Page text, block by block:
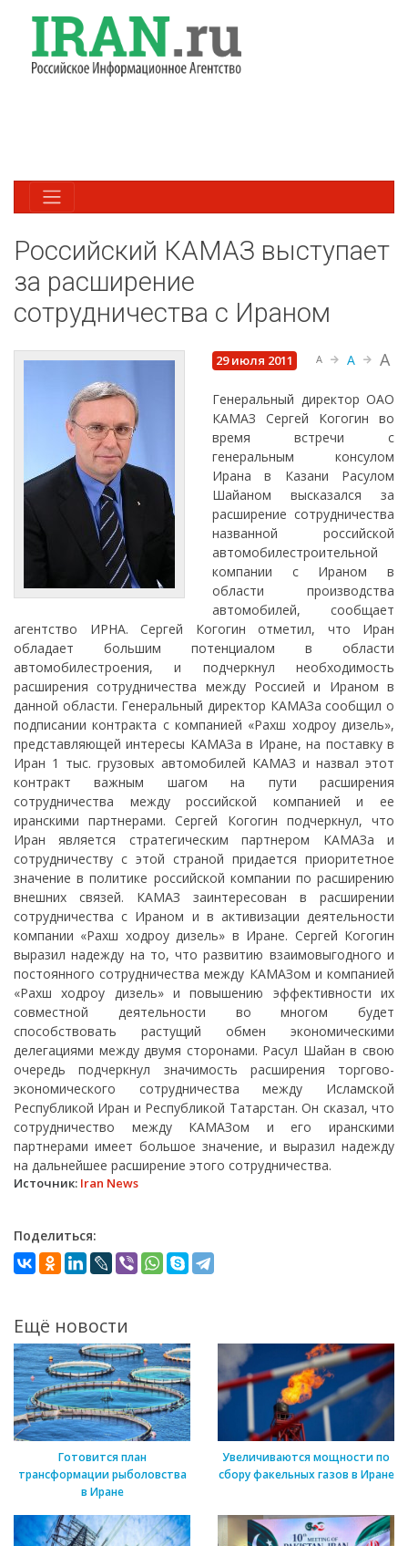
Российский КАМАЗ выступает
за расширение
сотрудничества с Ираном
29 июля 2011 A A A
Генеральный директор ОАО
КАМАЗ Сергей Когогин во
время встречи с
генеральным консулом
Ирана в Казани Расулом
Шайаном высказался за
расширение сотрудничества
названной российской
автомобилестроительной
компании с Ираном в
области производства
автомобилей, сообщает
агентство ИРНА. Сергей Когогин отметил, что Иран
обладает большим потенциалом в области
автомобилестроения, и подчеркнул необходимость
расширения сотрудничества между Россией и Ираном в
данной области. Генеральный директор КАМАЗа сообщил о
подписании контракта с компанией «Рахш ходроу дизель»,
представляющей интересы КАМАЗа в Иране, на поставку в
Иран 1 тыс. грузовых автомобилей КАМАЗ и назвал этот
контракт важным шагом на пути расширения
сотрудничества между российской компанией и ее
иранскими партнерами. Сергей Когогин подчеркнул, что
Иран является стратегическим партнером КАМАЗа и
сотрудничеству с этой страной придается приоритетное
значение в политике российской компании по расширению
внешних связей. КАМАЗ заинтересован в расширении
сотрудничества с Ираном и в активизации деятельности
компании «Рахш ходроу дизель» в Иране. Сергей Когогин
выразил надежду на то, что развитию взаимовыгодного и
постоянного сотрудничества между КАМАЗом и компанией
«Рахш ходроу дизель» и повышению эффективности их
совместной деятельности во многом будет
способствовать растущий обмен экономическими
делегациями между двумя сторонами. Расул Шайан в свою
очередь подчеркнул значимость расширения торгово-
экономического сотрудничества между Исламской
Республикой Иран и Республикой Татарстан. Он сказал, что
сотрудничество между КАМАЗом и его иранскими
партнерами имеет большое значение, и выразил надежду
на дальнейшее расширение этого сотрудничества.
Источник: Iran News
Поделиться:
Ещё новости
Готовится план
трансформации рыболовства
в Иране
Увеличиваются мощности по
сбору факельных газов в Иране